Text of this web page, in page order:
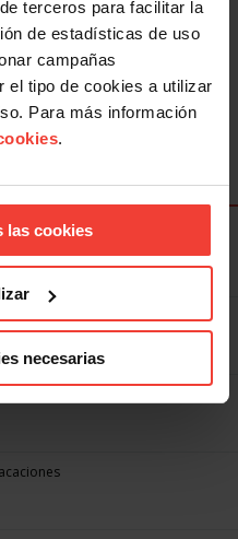
terceros para facilitar la
de estadísticas de uso
campañas
el tipo de cookies a utilizar
Para más información
.
las cookies
necesarias
acceder a la jubilación
de USO